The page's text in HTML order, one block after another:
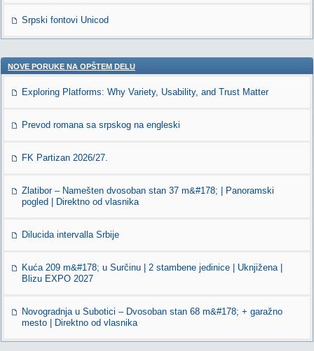
Srpski fontovi Unicod
NOVE PORUKE NA OPŠTEM DELU
Exploring Platforms: Why Variety, Usability, and Trust Matter
Prevod romana sa srpskog na engleski
FK Partizan 2026/27.
Zlatibor – Namešten dvosoban stan 37 m&#178; | Panoramski
pogled | Direktno od vlasnika
Dilucida intervalla Srbije
Kuća 209 m&#178; u Surčinu | 2 stambene jedinice | Uknjižena |
Blizu EXPO 2027
Novogradnja u Subotici – Dvosoban stan 68 m&#178; + garažno
mesto | Direktno od vlasnika